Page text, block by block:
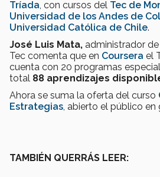
Tríada, con cursos del Tec de
Universidad de los Andes de
Universidad Católica de Chile.
José Luis Mata, administrador
Tec comenta que en Coursera el
cuenta con 20 programas
total 88 aprendizajes
Ahora se suma la oferta del curso
Estrategias, abierto el público en
TAMBIÉN QUERRÁS LEER: